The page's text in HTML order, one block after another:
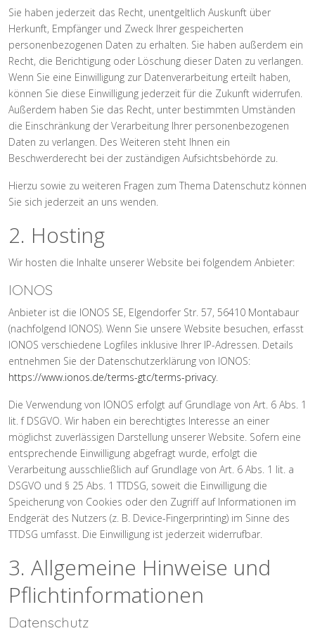
Sie haben jederzeit das Recht, unentgeltlich Auskunft über
Herkunft, Empfänger und Zweck Ihrer gespeicherten
personenbezogenen Daten zu erhalten. Sie haben außerdem ein
Recht, die Berichtigung oder Löschung dieser Daten zu verlangen.
Wenn Sie eine Einwilligung zur Datenverarbeitung erteilt haben,
können Sie diese Einwilligung jederzeit für die Zukunft widerrufen.
Außerdem haben Sie das Recht, unter bestimmten Umständen
die Einschränkung der Verarbeitung Ihrer personenbezogenen
Daten zu verlangen. Des Weiteren steht Ihnen ein
Beschwerderecht bei der zuständigen Aufsichtsbehörde zu.
Hierzu sowie zu weiteren Fragen zum Thema Datenschutz können
Sie sich jederzeit an uns wenden.
2. Hosting
Wir hosten die Inhalte unserer Website bei folgendem Anbieter:
IONOS
Anbieter ist die IONOS SE, Elgendorfer Str. 57, 56410 Montabaur
(nachfolgend IONOS). Wenn Sie unsere Website besuchen, erfasst
IONOS verschiedene Logfiles inklusive Ihrer IP-Adressen. Details
entnehmen Sie der Datenschutzerklärung von IONOS:
https://www.ionos.de/terms-gtc/terms-privacy.
Die Verwendung von IONOS erfolgt auf Grundlage von Art. 6 Abs. 1
lit. f DSGVO. Wir haben ein berechtigtes Interesse an einer
möglichst zuverlässigen Darstellung unserer Website. Sofern eine
entsprechende Einwilligung abgefragt wurde, erfolgt die
Verarbeitung ausschließlich auf Grundlage von Art. 6 Abs. 1 lit. a
DSGVO und § 25 Abs. 1 TTDSG, soweit die Einwilligung die
Speicherung von Cookies oder den Zugriff auf Informationen im
Endgerät des Nutzers (z. B. Device-Fingerprinting) im Sinne des
TTDSG umfasst. Die Einwilligung ist jederzeit widerrufbar.
3. Allgemeine Hinweise und
Pflicht­informationen
Datenschutz